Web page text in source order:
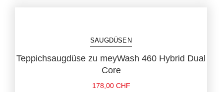
SAUGDÜSEN
Teppichsaugdüse zu meyWash 460 Hybrid Dual
Core
178,00 CHF